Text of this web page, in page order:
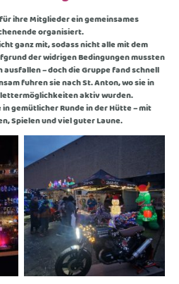
ihre Mitglieder ein gemeinsames
organisiert.
ganz mit, sodass nicht alle mit dem
der widrigen Bedingungen mussten
– doch die Gruppe fand schnell
fuhren sie nach St. Anton, wo sie in
aktiv wurden.
gemütlicher Runde in der Hütte – mit
Spielen und viel guter Laune.